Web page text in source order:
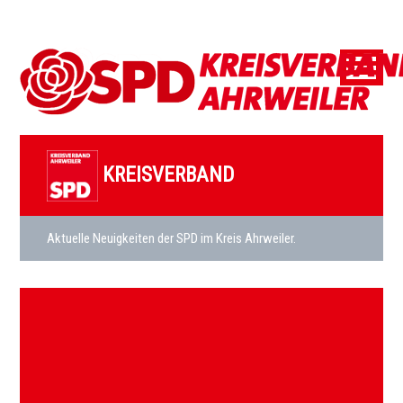
KREISVERBAND
Aktuelle Neuigkeiten der SPD im Kreis Ahrweiler.